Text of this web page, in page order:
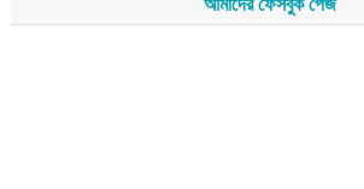
আমাদের ফেসবুক পেজ